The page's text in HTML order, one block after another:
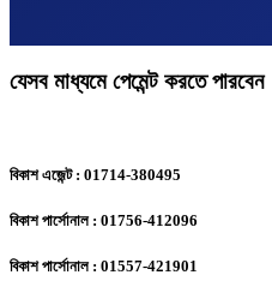
যেসব মাধ্যমে পেমেন্ট করতে পারবেন
বিকাশ এজেন্ট : 01714-380495
বিকাশ পার্সোনাল : 01756-412096
বিকাশ পার্সোনাল : 01557-421901